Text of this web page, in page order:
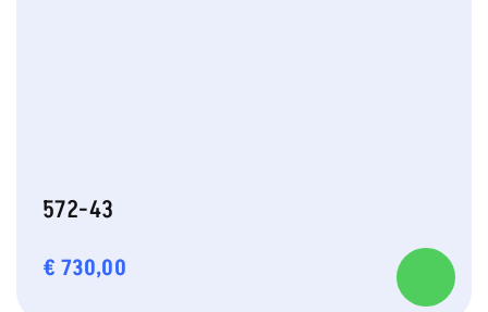
572-43
€ 730,00